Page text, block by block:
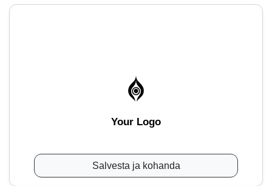
Your Logo
Salvesta ja kohanda